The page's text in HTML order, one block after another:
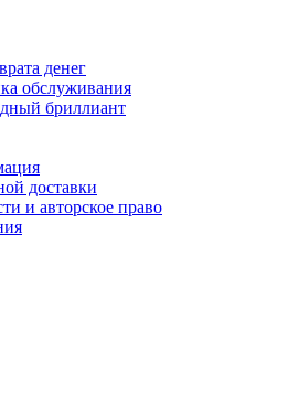
денег
обслуживания
бриллиант
доставки
и авторское право